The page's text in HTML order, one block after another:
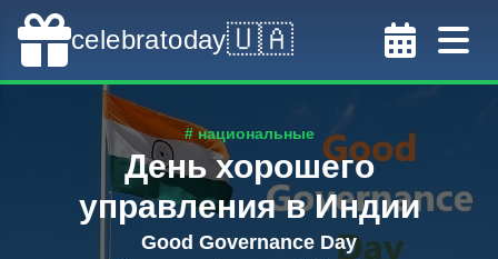
celebratoday🇺🇦
# национальные
День хорошего
управления в Индии
Good Governance Day